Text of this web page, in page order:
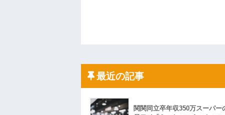
最近の記事
関関同立卒年収350万スーパー